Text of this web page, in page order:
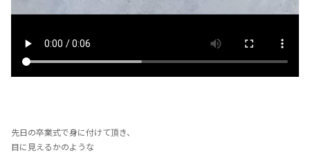
先日の卒業式で身に付けて頂き、
目に見えるかのような